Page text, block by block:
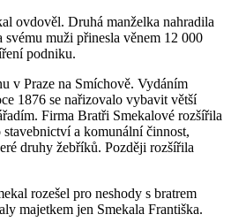
ovdověl. Druhá manželka nahradila
muži přinesla věnem 12 000
podniku.
v Praze na Smíchově. Vydáním
1876 se nařizovalo vybavit větší
Firma Bratři Smekalové rozšířila
a komunální činnost,
druhy žebříků. Později rozšířila
rozešel pro neshody s bratrem
majetkem jen Smekala Františka.